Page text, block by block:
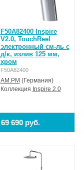
F50A82400 Inspire
V2.0, TouchReel
электронный см-ль с
д/к, излив 125 мм,
хром
F50A82400
AM.PM (Германия)
Коллекция Inspire 2.0
69 690 руб.